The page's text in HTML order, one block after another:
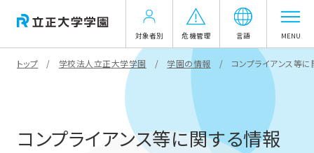
対象者別 危機管理 言語 MENU
トップ 学校法人立正大学学園 学園の情報 コンプライアンス等
コンプライアンス等に関する情報